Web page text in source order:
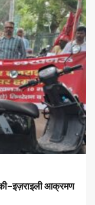
आक्रमण